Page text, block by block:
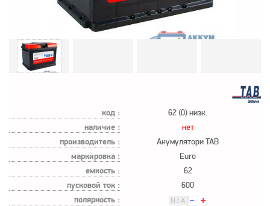
код : 62 (0) низк.
наличие : нет
производитель : Акумулятори TAB
маркировка : Euro
емкость : 62
пусковой ток : 600
полярность :